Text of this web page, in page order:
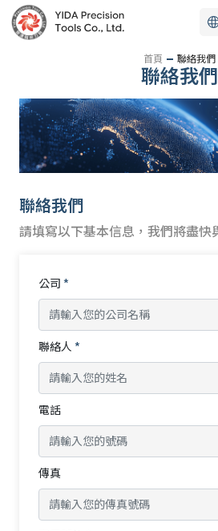
首頁 聯絡我們
聯絡我們
聯絡我們
請填寫以下基本信息，我們將盡快
公司 *
聯絡人 *
電話
傳真